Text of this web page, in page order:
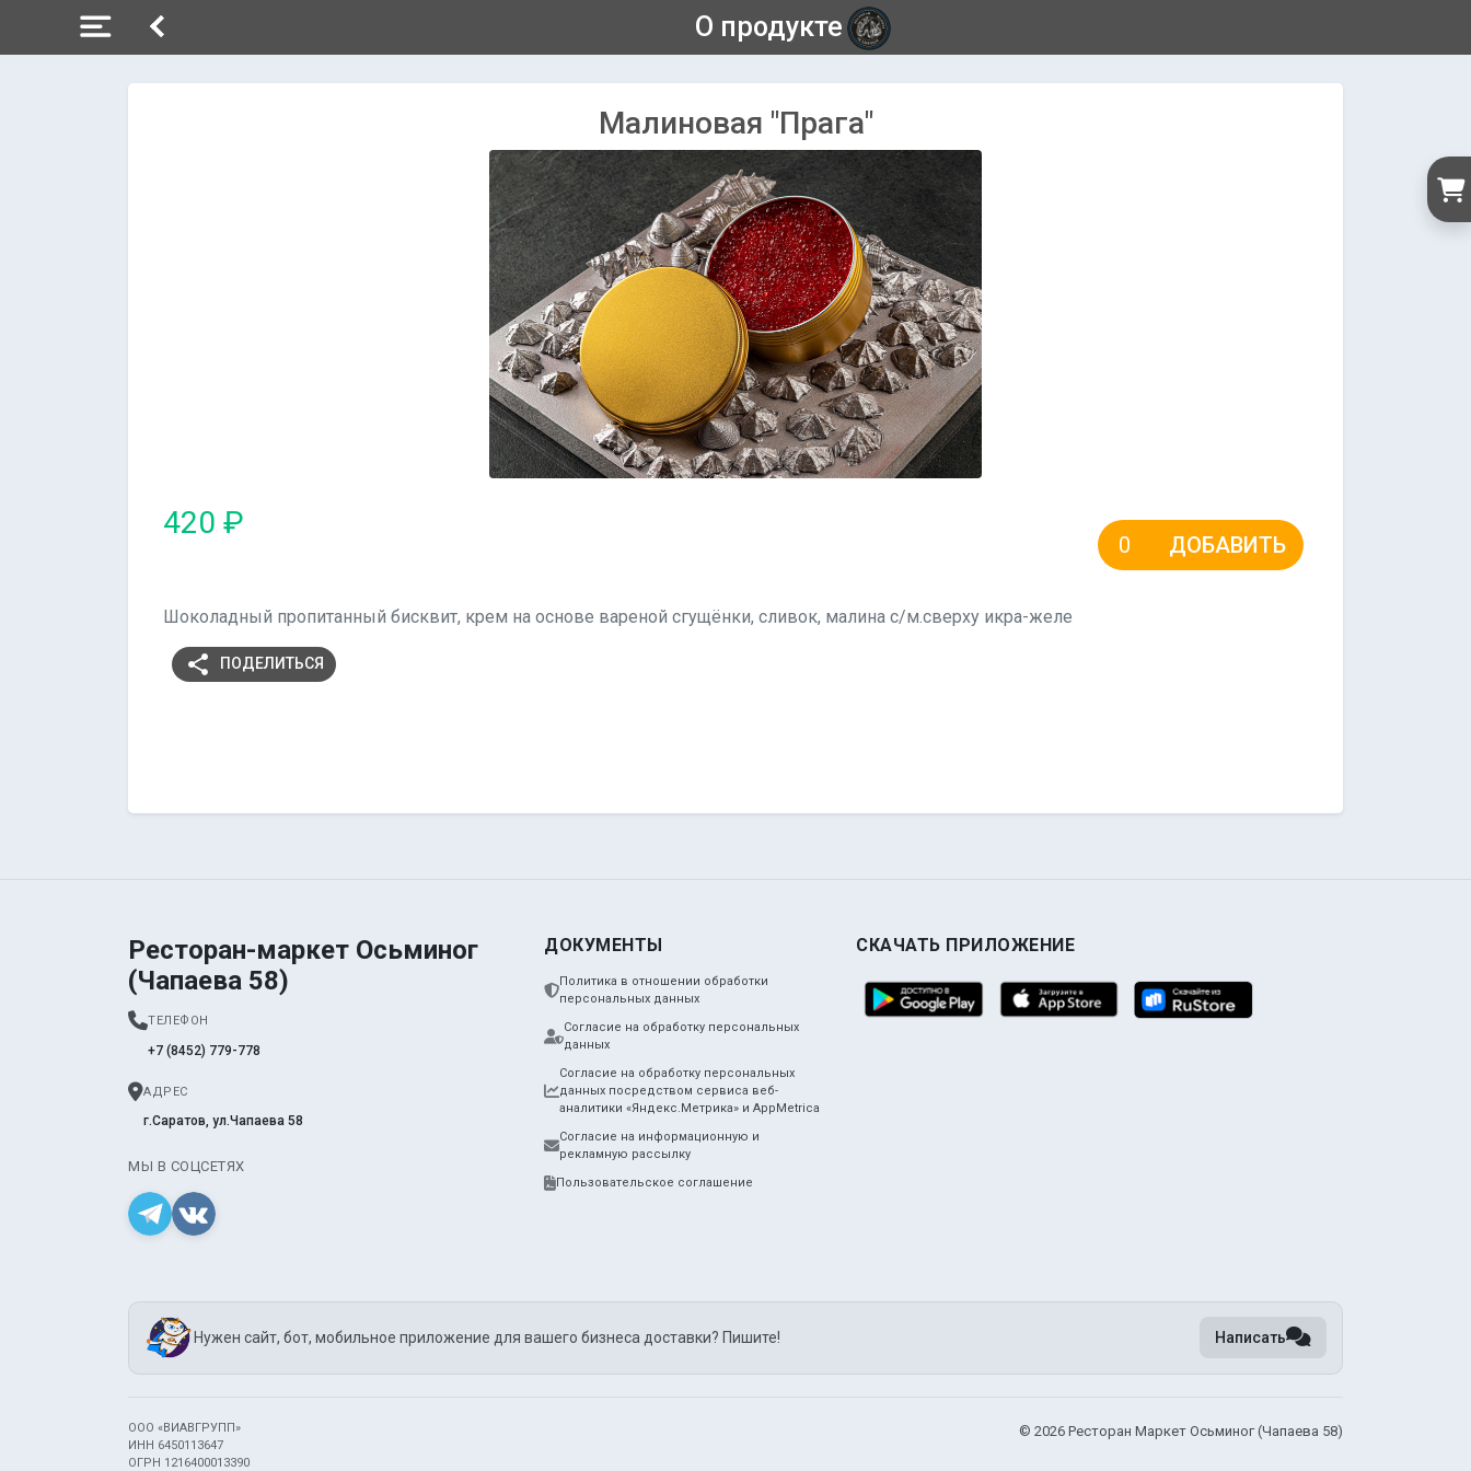
О продукте
Малиновая "Прага"
420 ₽
ДОБАВИТЬ
Шоколадный пропитанный бисквит, крем на основе вареной сгущёнки, сливок, малина с/м.сверху икра-желе
share ПОДЕЛИТЬСЯ
Ресторан-маркет Осьминог
(Чапаева 58)
ТЕЛЕФОН
+7 (8452) 779-778
АДРЕС
г.Саратов, ул.Чапаева 58
МЫ В СОЦСЕТЯХ
ДОКУМЕНТЫ
Политика в отношении обработки
персональных данных
Согласие на обработку персональных
данных
Согласие на обработку персональных
данных посредством сервиса веб-
аналитики «Яндекс.Метрика» и AppMetrica
Согласие на информационную и
рекламную рассылку
Пользовательское соглашение
СКАЧАТЬ ПРИЛОЖЕНИЕ
Нужен сайт, бот, мобильное приложение для вашего бизнеса доставки? Пишите! Написать
ООО «ВИАВГРУПП»
ИНН 6450113647
ОГРН 1216400013390
© 2026 Ресторан Маркет Осьминог (Чапаева 58)